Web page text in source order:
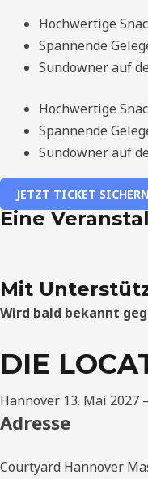
Hochwertige
Spannende
Sundowner auf
Hochwertige
Spannende
Sundowner auf
JETZT TICKET
Eine
Mit
Wird bald bekannt
DIE
Hannover 13. Mai 2027
Adresse
Courtyard Hannover